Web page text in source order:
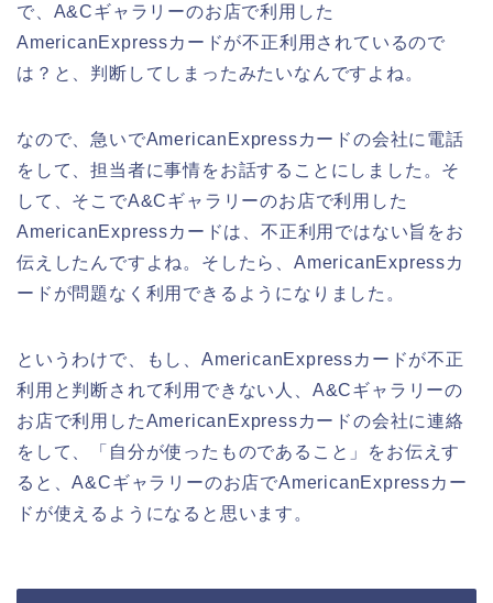
で、A&Cギャラリーのお店で利用した
AmericanExpressカードが不正利用されているので
は？と、判断してしまったみたいなんですよね。
なので、急いでAmericanExpressカードの会社に電話
をして、担当者に事情をお話することにしました。そ
して、そこでA&Cギャラリーのお店で利用した
AmericanExpressカードは、不正利用ではない旨をお
伝えしたんですよね。そしたら、AmericanExpressカ
ードが問題なく利用できるようになりました。
というわけで、もし、AmericanExpressカードが不正
利用と判断されて利用できない人、A&Cギャラリーの
お店で利用したAmericanExpressカードの会社に連絡
をして、「自分が使ったものであること」をお伝えす
ると、A&Cギャラリーのお店でAmericanExpressカー
ドが使えるようになると思います。